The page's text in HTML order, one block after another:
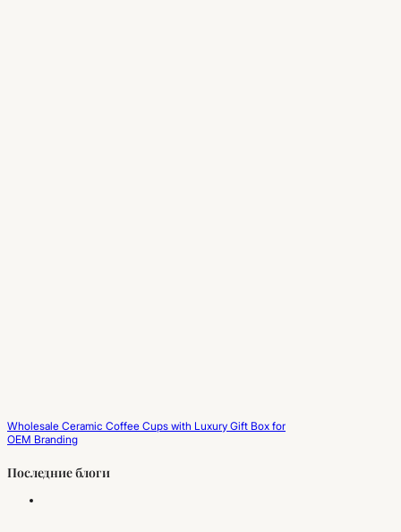
Wholesale Ceramic Coffee Cups with Luxury Gift Box for
OEM Branding
Последние блоги